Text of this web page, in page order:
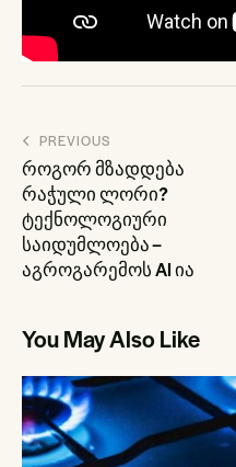
პოსტის
ნავიგაცია
PREVIOUS
როგორ მზადდება
რაჭული ლორი?
ტექნოლოგიური
საიდუმლოება –
აგროგარემოს AI ია
You May Also Like